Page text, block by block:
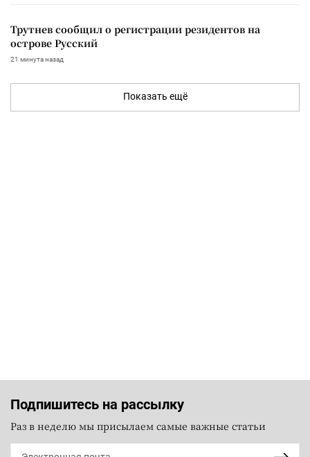
Трутнев сообщил о регистрации резидентов на
острове Русский
21 минута назад
Показать ещё
Подпишитесь на рассылку
Раз в неделю мы присылаем самые важные статьи